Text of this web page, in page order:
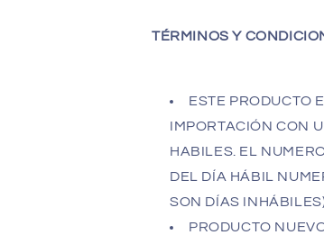
TÉRMINOS Y
ESTE PRODUCTO
IMPORTACIÓN CON
HABILES. EL
DEL DÍA HÁBIL
SON DÍAS
PRODUCTO